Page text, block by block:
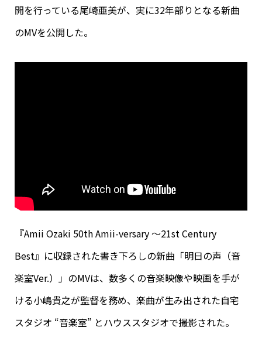
開を行っている尾崎亜美が、実に32年部りとなる新曲
のMVを公開した。
『Amii Ozaki 50th Amii-versary ～21st Century
Best』に収録された書き下ろしの新曲「明日の声（音
楽室Ver.）」のMVは、数多くの音楽映像や映画を手が
ける小嶋貴之が監督を務め、楽曲が生み出された自宅
スタジオ “音楽室” とハウススタジオで撮影された。